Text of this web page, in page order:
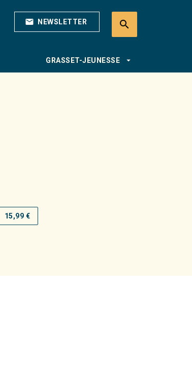
mail NEWSLETTER search
GRASSET-JEUNESSE arrow_drop_down
15,99 €